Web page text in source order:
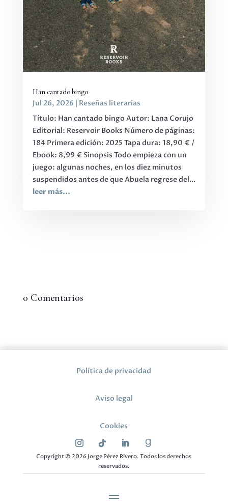
Han cantado bingo
Jul 26, 2026 | Reseñas literarias
Título: Han cantado bingo Autor: Lana Corujo
Editorial: Reservoir Books Número de páginas:
184 Primera edición: 2025 Tapa dura: 18,90 € /
Ebook: 8,99 € Sinopsis Todo empieza con un
juego: algunas noches, en los diez minutos
suspendidos antes de que Abuela regrese del...
leer más...
0 Comentarios
Política de privacidad
Aviso legal
Cookies
Copyright © 2026 Jorge Pérez Rivero. Todos los derechos
reservados.